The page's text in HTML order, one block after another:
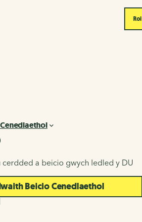
Roi
a beicio gwych ledled y DU
Beicio Cenedlaethol